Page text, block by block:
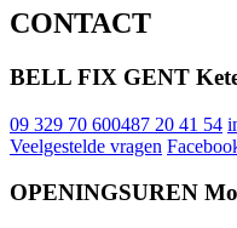
CONTACT
BELL FIX GENT
09 329 70 600487 20 41 54
Veelgestelde vragen
OPENINGSUREN